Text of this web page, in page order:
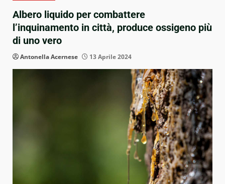
Albero liquido per combattere
l’inquinamento in città, produce ossigeno più
di uno vero
Antonella Acernese 13 Aprile 2024